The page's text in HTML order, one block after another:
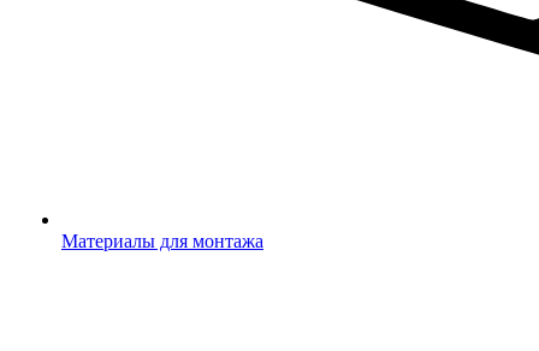
Материалы для монтажа